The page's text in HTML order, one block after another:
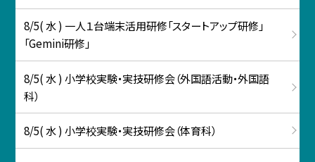
8/5( 水 ) 一人１台端末活用研修「スタートアップ研修」
「Gemini研修」
8/5( 水 ) 小学校実験・実技研修会（外国語活動・外国語
科）
8/5( 水 ) 小学校実験・実技研修会（体育科）